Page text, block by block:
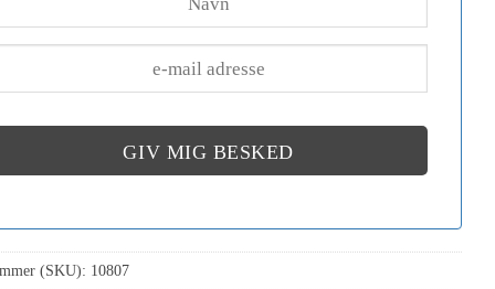
GIV MIG BESKED
(SKU): 10807